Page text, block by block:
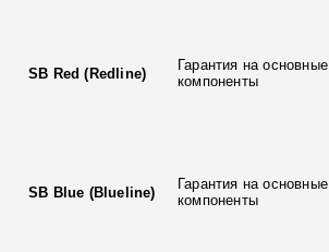
SB Red (Redline)
Гарантия на основные
компоненты
SB Blue (Blueline)
Гарантия на основные
компоненты